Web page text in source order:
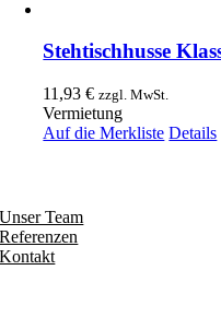
Stehtischhusse
11,93€ zzgl. MwSt.
Vermietung
Auf die Merkliste Details
Unser Team
Referenzen
Kontakt